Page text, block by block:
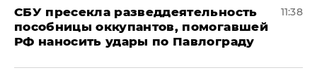
СБУ пресекла разведдеятельность
пособницы оккупантов, помогавшей
РФ наносить удары по Павлограду
11:38